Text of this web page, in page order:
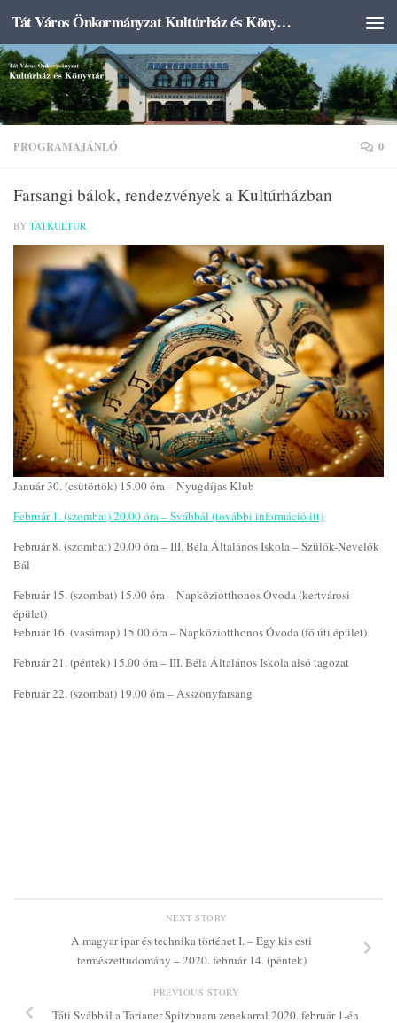
Skip to content Tát Város Önkormányzat Kultúrház és Könyvtár
PROGRAMAJÁNLÓ 0
Farsangi bálok, rendezvények a Kultúrházban
BY TATKULTUR
Január 30. (csütörtök) 15.00 óra – Nyugdíjas Klub
Február 1. (szombat) 20.00 óra – Svábbál (további információ itt)
Február 8. (szombat) 20.00 óra – III. Béla Általános Iskola – Szülők-Nevelők
Bál
Február 15. (szombat) 15.00 óra – Napköziotthonos Óvoda (kertvárosi
épület)
Február 16. (vasárnap) 15.00 óra – Napköziotthonos Óvoda (fő úti épület)
Február 21. (péntek) 15.00 óra – III. Béla Általános Iskola alsó tagozat
Február 22. (szombat) 19.00 óra – Asszonyfarsang
NEXT STORY
A magyar ipar és technika történet I. – Egy kis esti
természettudomány – 2020. február 14. (péntek)
PREVIOUS STORY
Táti Svábbál a Tarianer Spitzbuam zenekarral 2020. február 1-én